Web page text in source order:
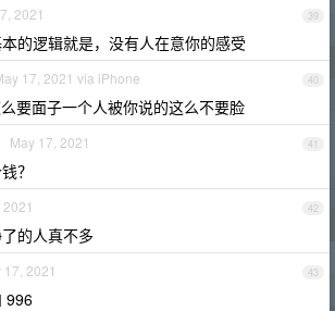
39
2021
的逻辑就是，没有人在意你的感受
40
17, 2021 via iPhone
要面子一个人被你说的这么不要脸
41
May 17, 2021
？
42
的人真不多
43
17, 2021
996